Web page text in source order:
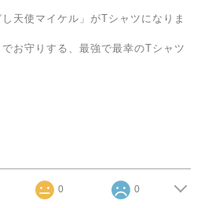
天使マイケル」がTシャツになりま
お守りする、最強で最幸のTシャツ
0 0